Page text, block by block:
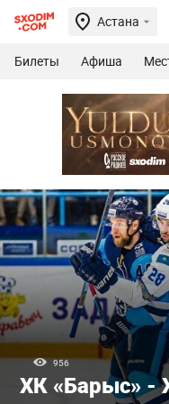
Астана
Билеты Афиша
956
ХК «Барыс» -